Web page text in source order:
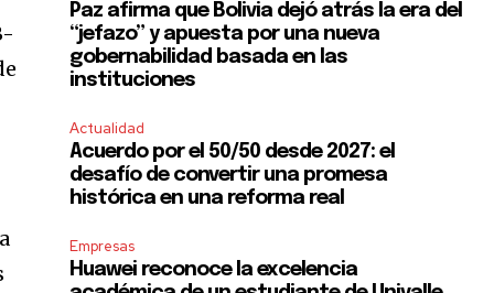
Paz afirma que Bolivia dejó atrás la era del
“jefazo” y apuesta por una nueva
gobernabilidad basada en las
instituciones
Actualidad
Acuerdo por el 50/50 desde 2027: el
desafío de convertir una promesa
histórica en una reforma real
Empresas
Huawei reconoce la excelencia